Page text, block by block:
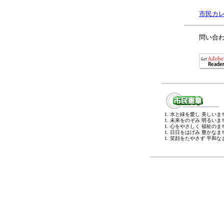
市民カ
問い合
1. 水と緑を愛し 美しいま
1. 未来をのぞみ 明るいま
1. 心をやさしく 福祉のま
1. 日日をはげみ 豊かなま
1. 笑顔をたやさず 平和な